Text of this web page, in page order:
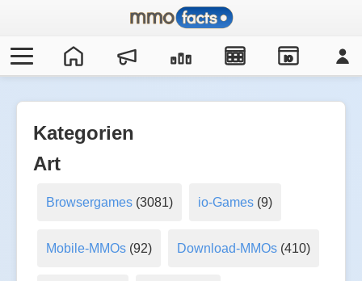
IO
Kategorien
Art
Browsergames(3081) io-Games (9)
Mobile-MMOs(92) Download-MMOs (410)